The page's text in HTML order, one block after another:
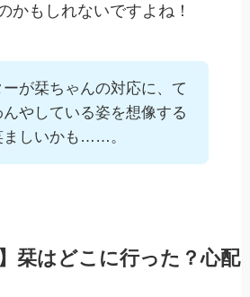
かもしれないですよね！
ーが栞ちゃんの対応に、て
んやしている姿を想像する
ましいかも……。
栞はどこに行った？心配